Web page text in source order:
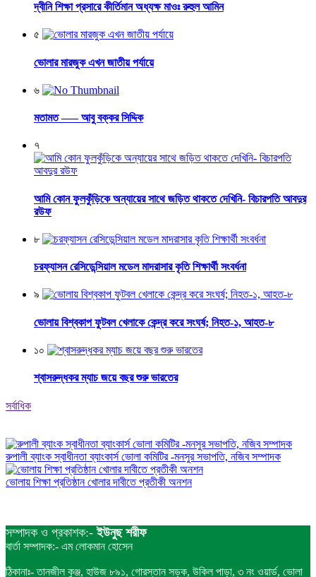
দ্বীনি শিক্ষা প্রসারে কীর্তিমান অধ্যক্ষ মাওঃ রুহুল আমিন
৫
ভোলার মারজুক এখন জাতীয় পর্যায়ে
৬
মতামত —– আবু বক্কর সিদ্দিক
৭
আমি কোন ফুলকুঁড়িকে অন্যায়ের সাথে জড়িত থাকতে দেখিনি- বিচারপতি আবদুর
রউফ
৮
চরফ্যাসন রেসিডেন্সিয়াল মডেল মাদরাসার কৃতি শিক্ষার্থী সংবর্ধনা
৯
ভোলায় বিশ্বকাপ ফুটবল খেলাকে কেন্দ্র করে সংঘর্ষ; নিহত-১, আহত-৮
১০
শ্বাসরুদ্ধকর ম্যাচ জয়ে বছর শুরু ভারতের
সর্বাধিক
রুপালী ব্যাংক স্বাধীনতা ব্যাংকার্স ভোলা কমিটির -মনসুর সভাপতি, নজিব সম্পাদক
ভোলায় শিক্ষা প্রতিষ্ঠান খোলার দাবীতে প্রতীকী অনশন
সম্পাদক ও প্রকাশক:-ইউনুছ শরীফ
বার্তা সম্পাদক:- এম লোকমান হোসেন
ঠিকানাঃ- তানজীল কুঞ্জ, হাউজ ৮৯১, গোরস্তান সড়ক, উকিল পাড়া, ৩ নং ওয়ার্ড, ভোলা